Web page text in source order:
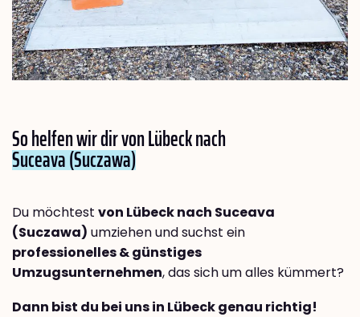
So helfen wir dir von Lübeck nach
Suceava (Suczawa)
Du möchtest von Lübeck nach Suceava
(Suczawa) umziehen und suchst ein
professionelles & günstiges
Umzugsunternehmen, das sich um alles kümmert?
Dann bist du bei uns in Lübeck genau richtig!